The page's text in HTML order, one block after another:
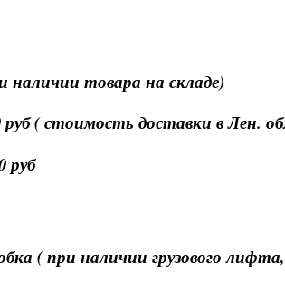
наличии товара на складе)
( стоимость доставки в Лен.
руб
( при наличии грузового